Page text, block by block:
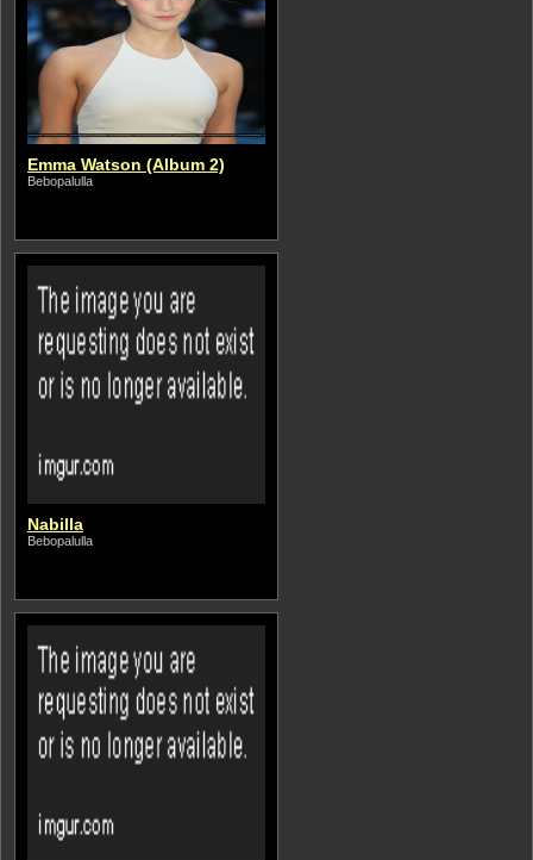
Emma Watson (Album 2)
Bebopalulla
Nabilla
Bebopalulla